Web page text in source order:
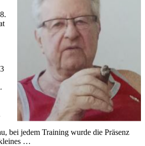
bei jedem Training wurde die Präsenz
…